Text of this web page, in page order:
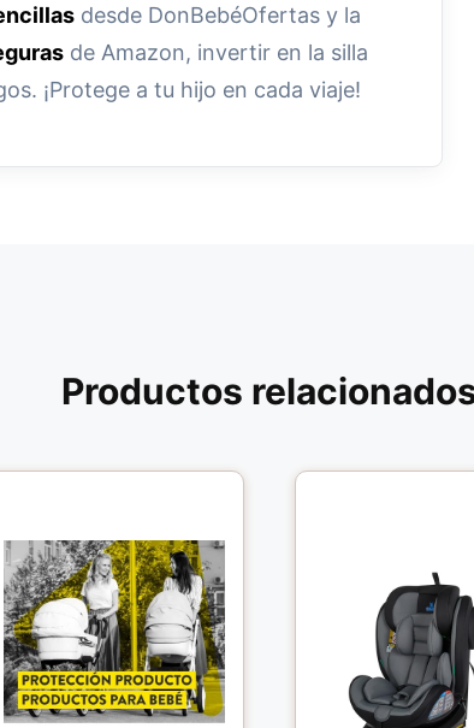
desde DonBebéOfertas y la
de Amazon, invertir en la silla
¡Protege a tu hijo en cada viaje!
Productos